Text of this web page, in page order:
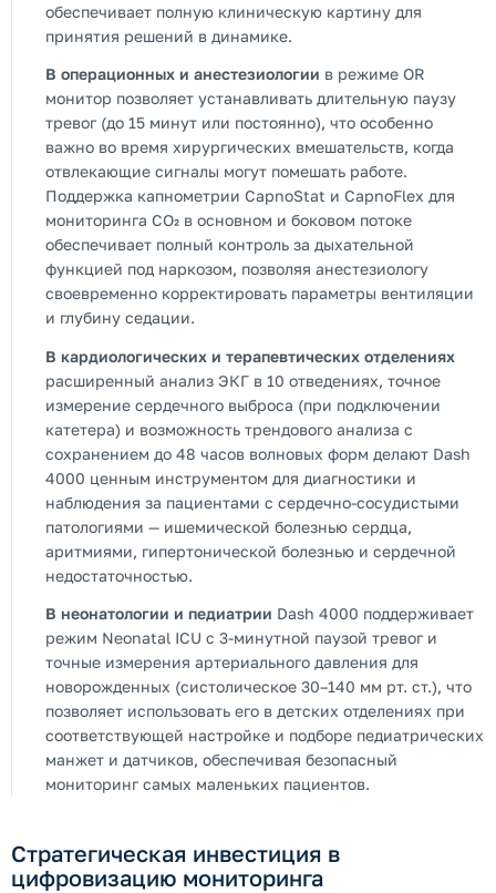
обеспечивает полную клиническую картину для
принятия решений в динамике.
В операционных и анестезиологии в режиме OR
монитор позволяет устанавливать длительную паузу
тревог (до 15 минут или постоянно), что особенно
важно во время хирургических вмешательств, когда
отвлекающие сигналы могут помешать работе.
Поддержка капнометрии CapnoStat и CapnoFlex для
мониторинга CO₂ в основном и боковом потоке
обеспечивает полный контроль за дыхательной
функцией под наркозом, позволяя анестезиологу
своевременно корректировать параметры вентиляции
и глубину седации.
В кардиологических и терапевтических отделениях
расширенный анализ ЭКГ в 10 отведениях, точное
измерение сердечного выброса (при подключении
катетера) и возможность трендового анализа с
сохранением до 48 часов волновых форм делают Dash
4000 ценным инструментом для диагностики и
наблюдения за пациентами с сердечно-сосудистыми
патологиями — ишемической болезнью сердца,
аритмиями, гипертонической болезнью и сердечной
недостаточностью.
В неонатологии и педиатрии Dash 4000 поддерживает
режим Neonatal ICU с 3-минутной паузой тревог и
точные измерения артериального давления для
новорожденных (систолическое 30–140 мм рт. ст.), что
позволяет использовать его в детских отделениях при
соответствующей настройке и подборе педиатрических
манжет и датчиков, обеспечивая безопасный
мониторинг самых маленьких пациентов.
Стратегическая инвестиция в
цифровизацию мониторинга